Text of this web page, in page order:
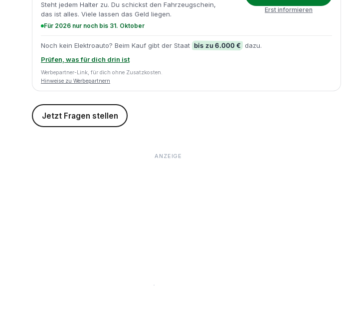
Steht jedem Halter zu. Du schickst den Fahrzeugschein,
das ist alles. Viele lassen das Geld liegen.
Für 2026 nur noch bis 31. Oktober
Erst informieren
Noch kein Elektroauto? Beim Kauf gibt der Staat bis zu 6.000 € dazu.
Prüfen, was für dich drin ist
Werbepartner-Link, für dich ohne Zusatzkosten.
Hinweise zu Werbepartnern
Jetzt Fragen stellen